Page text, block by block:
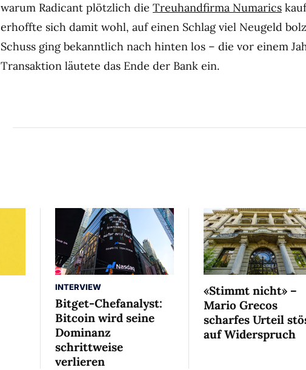
warum Radicant plötzlich die Treuhandfirma Numarics
erhoffte sich damit wohl, auf einen Schlag viel Neugeld
Schuss ging bekanntlich nach hinten los – die vor einem
Transaktion läutete das Ende der Bank ein.
INTERVIEW
Bitget-Chefanalyst:
Bitcoin wird seine
Dominanz
schrittweise
verlieren
«Stimmt nicht» –
Mario Grecos
scharfes Urteil
auf Widerspruch